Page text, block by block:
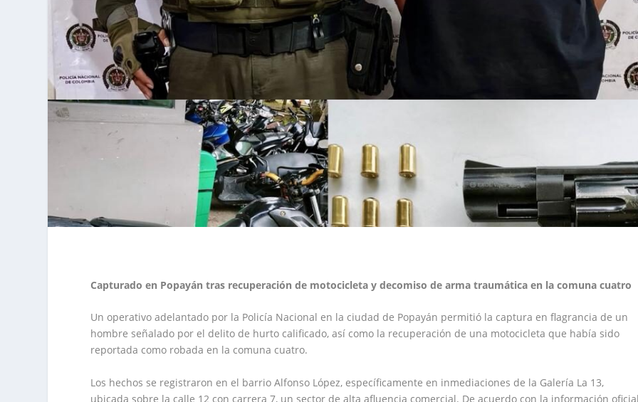
Capturado en Popayán tras recuperación de motocicleta y decomiso de arma traumática en la comuna cuatro
Un operativo adelantado por la Policía Nacional en la ciudad de Popayán permitió la captura en flagrancia de un
hombre señalado por el delito de hurto calificado, así como la recuperación de una motocicleta que había sido
reportada como robada en la comuna cuatro.
Los hechos se registraron en el barrio Alfonso López, específicamente en inmediaciones de la Galería La 13,
ubicada sobre la calle 12 con carrera 7, un sector de alta afluencia comercial. De acuerdo con la información